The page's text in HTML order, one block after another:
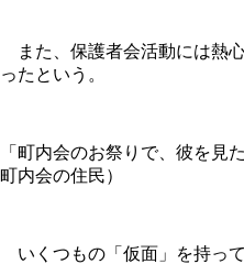
また、保護者会活動には熱
ったという。
「町内会のお祭りで、彼を見
町内会の住民）
いくつもの「仮面」を持っ